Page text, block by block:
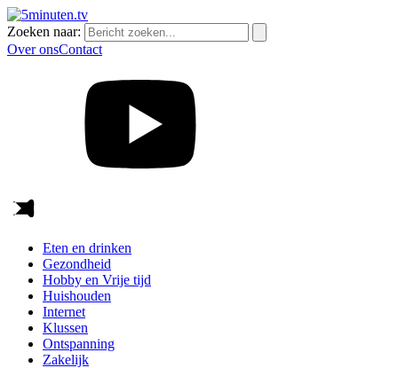
Zoeken naar:
Over onsContact
Eten en drinken
Gezondheid
Hobby en Vrije tijd
Huishouden
Internet
Klussen
Ontspanning
Zakelijk